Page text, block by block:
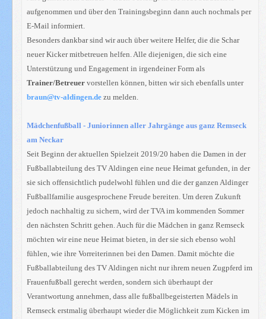
aufgenommen und über den Trainingsbeginn dann auch nochmals per
E-Mail informiert.
Besonders dankbar sind wir auch über weitere Helfer, die die Schar
neuer Kicker mitbetreuen helfen. Alle diejenigen, die sich eine
Unterstützung und Engagement in irgendeiner Form als
Trainer/Betreuer vorstellen können, bitten wir sich ebenfalls unter
braun@tv-aldingen.de zu melden.
Mädchenfußball - Juniorinnen aller Jahrgänge aus ganz Remseck
am Neckar
Seit Beginn der aktuellen Spielzeit 2019/20 haben die Damen in der
Fußballabteilung des TV Aldingen eine neue Heimat gefunden, in der
sie sich offensichtlich pudelwohl fühlen und die der ganzen Aldinger
Fußballfamilie ausgesprochene Freude bereiten. Um deren Zukunft
jedoch nachhaltig zu sichern, wird der TVA im kommenden Sommer
den nächsten Schritt gehen. Auch für die Mädchen in ganz Remseck
möchten wir eine neue Heimat bieten, in der sie sich ebenso wohl
fühlen, wie ihre Vorreiterinnen bei den Damen. Damit möchte die
Fußballabteilung des TV Aldingen nicht nur ihrem neuen Zugpferd im
Frauenfußball gerecht werden, sondern sich überhaupt der
Verantwortung annehmen, dass alle fußballbegeisterten Mädels in
Remseck erstmalig überhaupt wieder die Möglichkeit zum Kicken im